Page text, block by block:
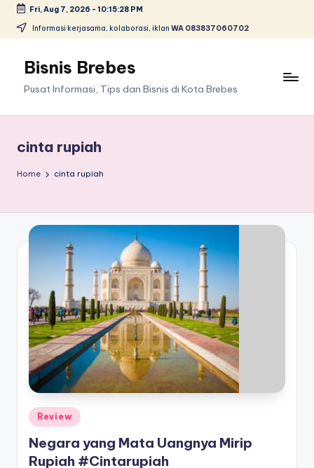
Skip
content
Fri, Aug 7, 2026 - 10:15:29 PM
Informasi kerjasama, kolaborasi, iklan WA 083837060702
Bisnis Brebes
Pusat Informasi, Tips dan Bisnis di Kota Brebes
cinta rupiah
Home cinta rupiah
Posted
in
Review
Negara yang Mata Uangnya Mirip
Rupiah #Cintarupiah